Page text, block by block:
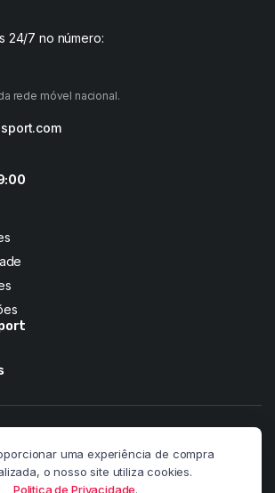
24/7 no número:
rede móvel nacional.
uma experiência de compra
o nosso site utiliza cookies.
Politica de Privacidade.